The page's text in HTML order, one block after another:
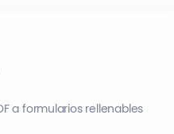
a formularios rellenables